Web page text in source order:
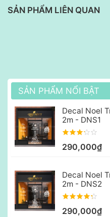
SẢN PHẨM LIÊN QUAN
SẢN PHẨM NỔI BẬT
Decal Noel
2m - DNS1
290,000₫
Decal Noel
2m - DNS2
290,000₫